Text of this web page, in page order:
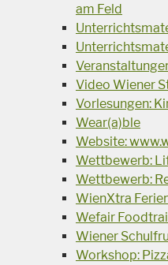
am Feld
Video Wiener
Vorlesungen:
Wear(a)ble
Website:
Wettbewerb:
Wettbewerb:
WienXtra
Wefair
Wiener
Workshop: